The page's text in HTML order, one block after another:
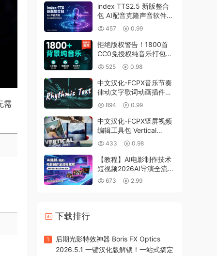
需
WILDHUNT: Savage
Ritual Tension
index TTS2.5 新版整合
包 AI配音克隆声音软件
影视文本转语音 win
457 0.99
拒绝版权警告！1800首
CC0免授权纯音乐打包带
走，短视频自媒体必备神
器！
525 0.98
中文汉化-FCPX音乐节奏
律动文字歌词动画插件
Rhythmic Text
894 0.99
中文汉化-FCPX竖屏视频
编辑工具包 Vertical
Editing Tools
433 0.98
【教程】AI电影制作技术
短视频2026AI导演全流程
教程ai电影+ai漫剧+ai运
673 2.99
下载排行
1
后期光影特效神器 Boris FX Optics
2026.5.1 一键汉化版解锁！一站式搞定